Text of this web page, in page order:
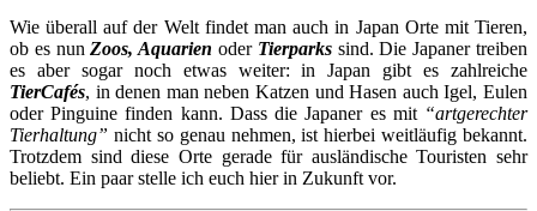
Wie überall auf der Welt findet man auch in Japan Orte mit Tieren,
ob es nunZoos, Aquarien oder Tierparks sind. Die Japaner treiben
es aber sogar noch etwas weiter: in Japan gibt es zahlreiche
TierCafés, in denen man neben Katzen und Hasen auch Igel, Eulen
oder Pinguine finden kann. Dass die Japaner es mit“artgerechter
Tierhaltung” nicht so genau nehmen, ist hierbei weitläufig bekannt.
Trotzdem sind diese Orte gerade für ausländische Touristen sehr
beliebt. Ein paar stelle ich euch hier in Zukunft vor.